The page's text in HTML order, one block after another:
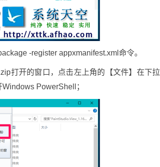
-register appxmanifest.xml命令。
打开的窗口，点击左上角的【文件】在下拉
PowerShell；